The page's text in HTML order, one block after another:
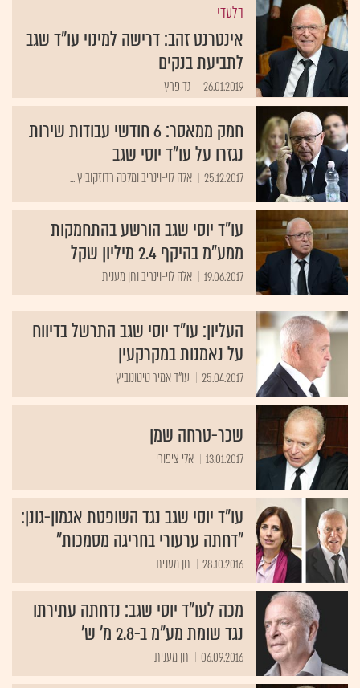
בלעדי
אינטרנט זהב: דרישה למינוי עו"ד שגב
לתביעת בנקים
26.01.2019 גד פרץ
חמק ממאסר: 6 חודשי עבודות שירות
נגזרו על עו"ד יוסי שגב
25.12.2017 אלה לוי-וינריב ומלכה רדוזקוביץ ...
עו"ד יוסי שגב הורשע בהתחמקות
ממע"מ בהיקף 2.4 מיליון שקל
19.06.2017 אלה לוי-וינריב וחן מענית
העליון: עו"ד יוסי שגב התרשל בדיווח
על נאמנות במקרקעין
25.04.2017 עו"ד אמיר טיטונוביץ
שכר-טרחה שמן
13.01.2017 אלי ציפורי
עו"ד יוסי שגב נגד השופטת אגמון-גונן:
"דחתה ערעורי בחריגה מסמכות"
28.10.2016 חן מענית
מכה לעו"ד יוסי שגב: נדחתה עתירתו
נגד שומת מע"מ ב-2.8 מ' ש'
06.09.2016 חן מענית